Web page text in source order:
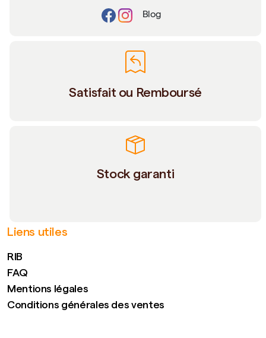
Blog
Satisfait ou Remboursé
Stock garanti
Liens utiles
RIB
FAQ
Mentions légales
Conditions générales des ventes